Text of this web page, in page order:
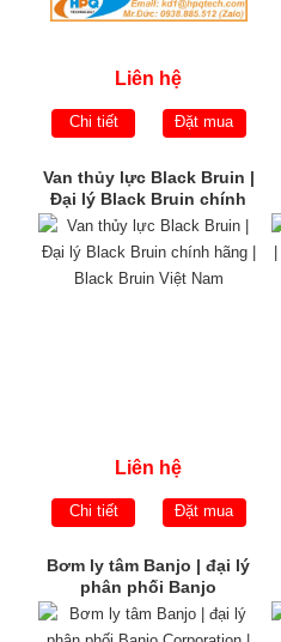
Liên hệ
Chi tiết Đặt mua
Van thủy lực Black Bruin |
Đại lý Black Bruin chính
hãng | Black Bruin Việt
Nam
Liên hệ
Chi tiết Đặt mua
Bơm ly tâm Banjo | đại lý
phân phối Banjo
Corporation | Banjo Việt
Nam